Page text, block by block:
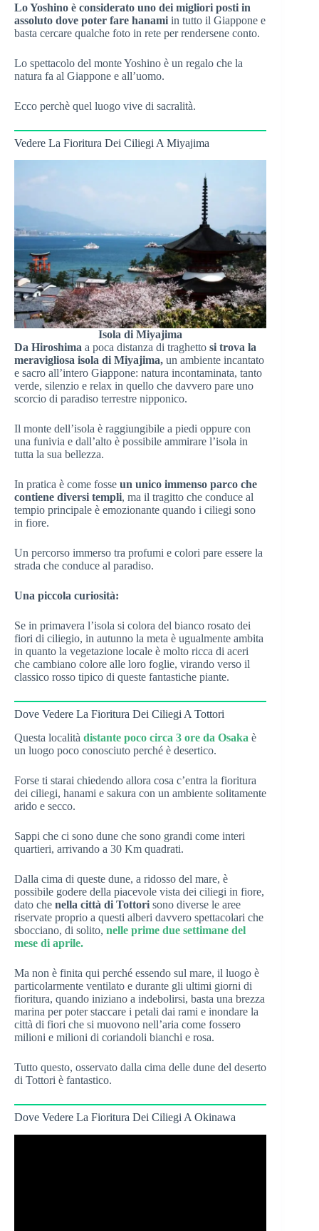
Lo Yoshino è considerato uno dei migliori posti in
assoluto dove poter fare hanami in tutto il Giappone e
basta cercare qualche foto in rete per rendersene conto.
Lo spettacolo del monte Yoshino è un regalo che la
natura fa al Giappone e all’uomo.
Ecco perchè quel luogo vive di sacralità.
Vedere La Fioritura Dei Ciliegi A Miyajima
Isola di Miyajima
Da Hiroshima a poca distanza di traghetto si trova la
meravigliosa isola di Miyajima, un ambiente incantato
e sacro all’intero Giappone: natura incontaminata, tanto
verde, silenzio e relax in quello che davvero pare uno
scorcio di paradiso terrestre nipponico.
Il monte dell’isola è raggiungibile a piedi oppure con
una funivia e dall’alto è possibile ammirare l’isola in
tutta la sua bellezza.
In pratica è come fosse un unico immenso parco che
contiene diversi templi, ma il tragitto che conduce al
tempio principale è emozionante quando i ciliegi sono
in fiore.
Un percorso immerso tra profumi e colori pare essere la
strada che conduce al paradiso.
Una piccola curiosità:
Se in primavera l’isola si colora del bianco rosato dei
fiori di ciliegio, in autunno la meta è ugualmente ambita
in quanto la vegetazione locale è molto ricca di aceri
che cambiano colore alle loro foglie, virando verso il
classico rosso tipico di queste fantastiche piante.
Dove Vedere La Fioritura Dei Ciliegi A Tottori
Questa località distante poco circa 3 ore da Osaka è
un luogo poco conosciuto perché è desertico.
Forse ti starai chiedendo allora cosa c’entra la fioritura
dei ciliegi, hanami e sakura con un ambiente solitamente
arido e secco.
Sappi che ci sono dune che sono grandi come interi
quartieri, arrivando a 30 Km quadrati.
Dalla cima di queste dune, a ridosso del mare, è
possibile godere della piacevole vista dei ciliegi in fiore,
dato che nella città di Tottori sono diverse le aree
riservate proprio a questi alberi davvero spettacolari che
sbocciano, di solito, nelle prime due settimane del
mese di aprile.
Ma non è finita qui perché essendo sul mare, il luogo è
particolarmente ventilato e durante gli ultimi giorni di
fioritura, quando iniziano a indebolirsi, basta una brezza
marina per poter staccare i petali dai rami e inondare la
città di fiori che si muovono nell’aria come fossero
milioni e milioni di coriandoli bianchi e rosa.
Tutto questo, osservato dalla cima delle dune del deserto
di Tottori è fantastico.
Dove Vedere La Fioritura Dei Ciliegi A Okinawa